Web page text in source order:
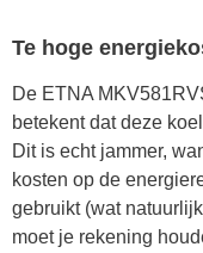
Te hoge
De ETNA
betekent dat deze
Dit is echt jammer,
kosten op de
gebruikt (wat
moet je rekening